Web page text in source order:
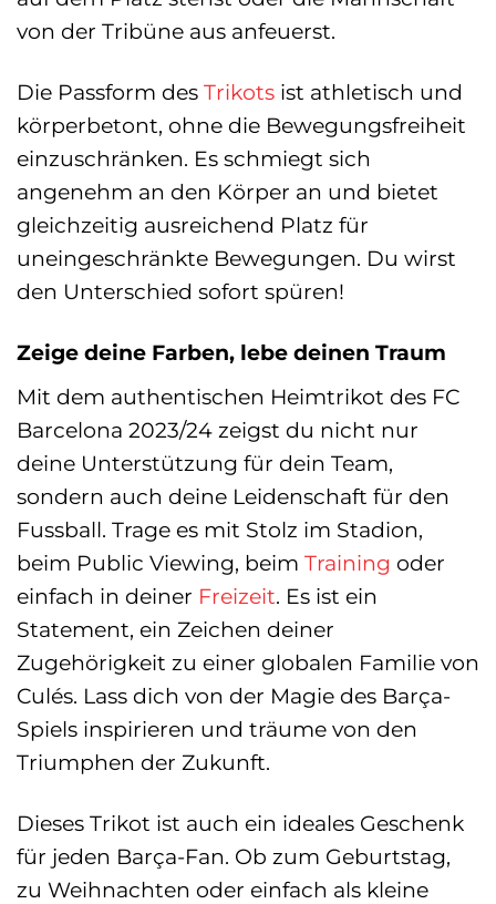
von der Tribüne aus anfeuerst.
Die Passform des Trikots ist athletisch und
körperbetont, ohne die Bewegungsfreiheit
einzuschränken. Es schmiegt sich
angenehm an den Körper an und bietet
gleichzeitig ausreichend Platz für
uneingeschränkte Bewegungen. Du wirst
den Unterschied sofort spüren!
Zeige deine Farben, lebe deinen Traum
Mit dem authentischen Heimtrikot des FC
Barcelona 2023/24 zeigst du nicht nur
deine Unterstützung für dein Team,
sondern auch deine Leidenschaft für den
Fussball. Trage es mit Stolz im Stadion,
beim Public Viewing, beim Training oder
einfach in deiner Freizeit. Es ist ein
Statement, ein Zeichen deiner
Zugehörigkeit zu einer globalen Familie von
Culés. Lass dich von der Magie des Barça-
Spiels inspirieren und träume von den
Triumphen der Zukunft.
Dieses Trikot ist auch ein ideales Geschenk
für jeden Barça-Fan. Ob zum Geburtstag,
zu Weihnachten oder einfach als kleine